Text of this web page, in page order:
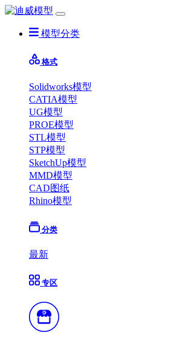
模型分类
格式
Solidworks模型
CATIA模型
UG模型
PROE模型
STL模型
STP模型
SketchUp模型
MMD模型
CAD图纸
Rhino模型
分类
最新
专区